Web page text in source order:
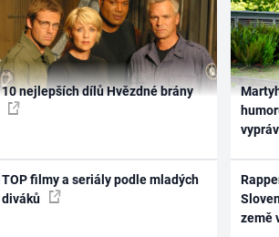
10 nejlepších dílů Hvězdné brány
TOP filmy a seriály podle mladých
diváků
země